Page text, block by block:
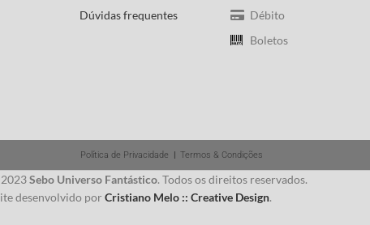
Dúvidas frequentes
Débito
Boletos
Política de Privacidade | Termos & Condições
Sebo Universo Fantástico. Todos os direitos reservados.
desenvolvido por Cristiano Melo :: Creative Design.